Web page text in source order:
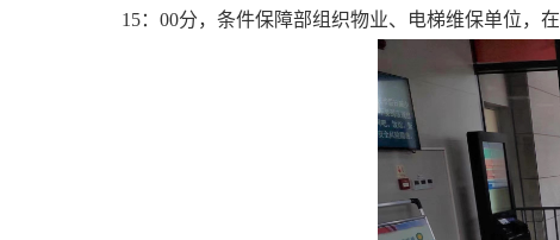
1 5： 00分，条件保障部组织物业、电梯维保单位，在